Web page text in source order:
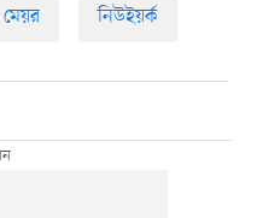
মেয়র নিউইয়র্ক